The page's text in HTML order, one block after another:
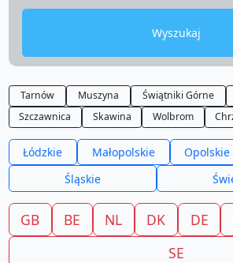
Wyszukaj
Tarnów Muszyna Świątniki Górne
Szczawnica
Skawina Wolbrom
Łódzkie Małopolskie Opolskie
Śląskie
GB BE NL DK DE
SE